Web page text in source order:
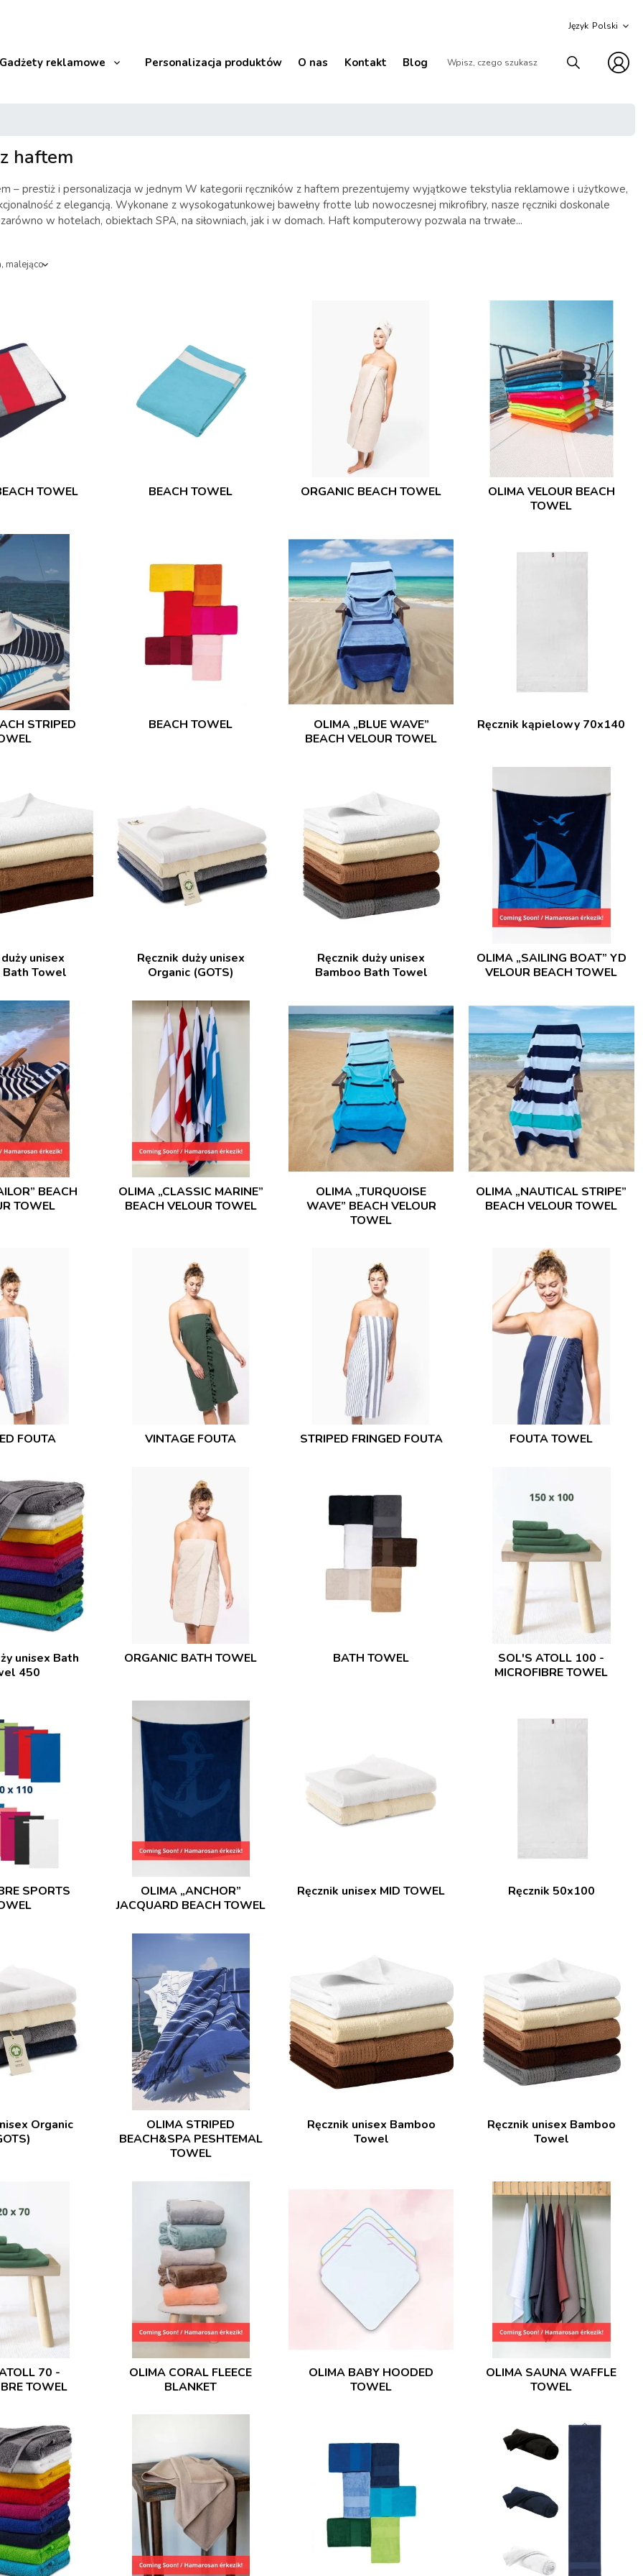
Język
reklamowe Personalizacja produktów O nas Kontakt Blog
haftem
– prestiż i personalizacja w jednym W kategorii ręczników z haftem prezentujemy wyjątkowe tekstylia reklamowe i użytkowe,
z elegancją. Wykonane z wysokogatunkowej bawełny frotte lub nowoczesnej mikrofibry, nasze ręczniki doskonale
w hotelach, obiektach SPA, na siłowniach, jak i w domach. Haft komputerowy pozwala na trwałe...
TOWEL BEACH TOWEL ORGANIC BEACH TOWEL
OLIMA VELOUR BEACH
TOWEL
STRIPED
BEACH TOWEL
OLIMA „BLUE WAVE”
BEACH VELOUR TOWEL
Ręcznik kąpielowy 70x140
unisex
Bath Towel
Ręcznik duży unisex
Organic (GOTS)
Ręcznik duży unisex
Bamboo Bath Towel
OLIMA „SAILING BOAT” YD
VELOUR BEACH TOWEL
BEACH
TOWEL
OLIMA „CLASSIC MARINE”
BEACH VELOUR TOWEL
OLIMA „TURQUOISE
WAVE” BEACH VELOUR
TOWEL
OLIMA „NAUTICAL STRIPE”
BEACH VELOUR TOWEL
FOUTA VINTAGE FOUTA STRIPED FRINGED FOUTA FOUTA TOWEL
unisex Bath
450
ORGANIC BATH TOWEL BATH TOWEL
SOL'S ATOLL 100 -
MICROFIBRE TOWEL
SPORTS
OLIMA „ANCHOR”
JACQUARD BEACH TOWEL
Ręcznik unisex MID TOWEL Ręcznik 50x100
Organic
OLIMA STRIPED
BEACH&SPA PESHTEMAL
TOWEL
Ręcznik unisex Bamboo
Towel
Ręcznik unisex Bamboo
Towel
70 -
TOWEL
OLIMA CORAL FLEECE
BLANKET
OLIMA BABY HOODED
TOWEL
OLIMA SAUNA WAFFLE
TOWEL